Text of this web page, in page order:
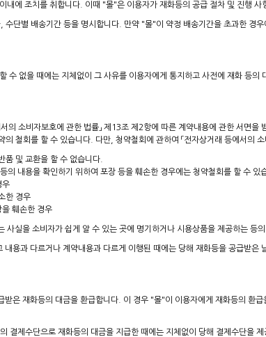
에 조치를 취합니다. 이때 "몰"은 이용자가 재화등의 공급 절차 및 진행 사
단별 배송기간 등을 명시합니다. 만약 "몰"이 약정 배송기간을 초과한 경
수 없을 때에는 지체없이 그 사유를 이용자에게 통지하고 사전에 재화 등
소비자보호에 관한 법률」 제13조 제2항에 따른 계약내용에 관한 서면
철회를 할 수 있습니다. 다만, 청약철회에 관하여 「전자상거래 등에서의
및 교환을 할 수 없습니다.
내용을 확인하기 위하여 포장 등을 훼손한 경우에는 청약철회를 할 수 있
우
한 경우
훼손한 경우
실을 소비자가 쉽게 알 수 있는 곳에 명기하거나 시용상품을 제공하는 등
용과 다르거나 계약내용과 다르게 이행된 때에는 당해 재화등을 공급받
은 재화등의 대금을 환급합니다. 이 경우 "몰"이 이용자에게 재화등의 환
제수단으로 재화등의 대금을 지급한 때에는 지체없이 당해 결제수단을